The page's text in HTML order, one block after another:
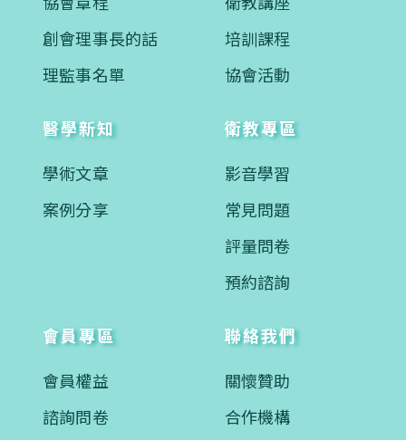
創會理事長的話
理監事名單
培訓課程
協會活動
醫學新知
學術文章
案例分享
衛教專區
影音學習
常見問題
評量問卷
預約諮詢
會員專區
會員權益
諮詢問卷
聯絡我們
關懷贊助
合作機構